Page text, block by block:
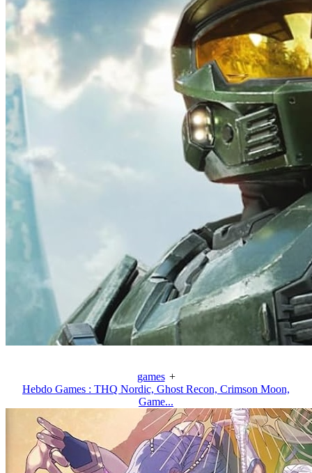
games +
Hebdo Games : THQ Nordic, Ghost Recon, Crimson Moon,
Game...